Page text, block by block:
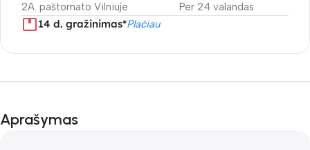
2A. paštomato Vilniuje
Per 24 valandas
14 d. gražinimas*Plačiau
Aprašymas